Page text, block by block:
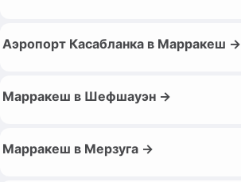
Аэропорт Касабланка в Марракеш →
Марракеш в Шефшауэн →
Марракеш в Мерзуга →